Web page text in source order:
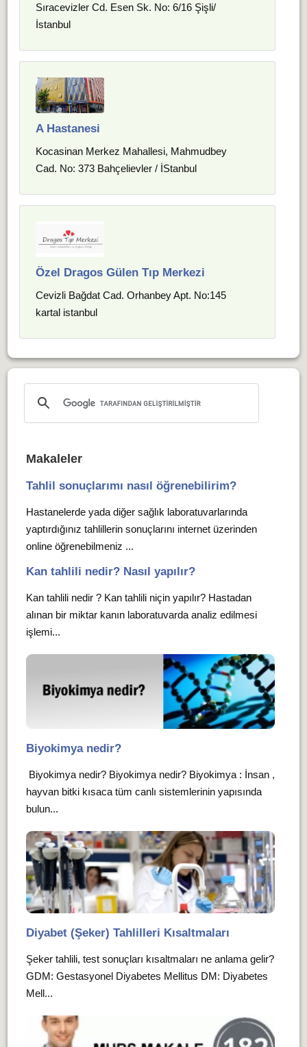
Sıracevizler Cd. Esen Sk. No: 6/16 Şişli/
İstanbul
A Hastanesi
Kocasinan Merkez Mahallesi, Mahmudbey
Cad. No: 373 Bahçelievler / İStanbul
Özel Dragos Gülen Tıp Merkezi
Cevizli Bağdat Cad. Orhanbey Apt. No:145
kartal istanbul
Makaleler
Tahlil sonuçlarımı nasıl öğrenebilirim?
Hastanelerde yada diğer sağlık laboratuvarlarında
yaptırdığınız tahlillerin sonuçlarını internet üzerinden
online öğrenebilmeniz ...
Kan tahlili nedir? Nasıl yapılır?
Kan tahlili nedir ? Kan tahlili niçin yapılır? Hastadan
alınan bir miktar kanın laboratuvarda analiz edilmesi
işlemi...
Biyokimya nedir?
Biyokimya nedir? Biyokimya nedir? Biyokimya : İnsan ,
hayvan bitki kısaca tüm canlı sistemlerinin yapısında
bulun...
Diyabet (Şeker) Tahlilleri Kısaltmaları
Şeker tahlili, test sonuçları kısaltmaları ne anlama gelir?
GDM: Gestasyonel Diyabetes Mellitus DM: Diyabetes
Mell...